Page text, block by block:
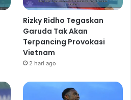
Rizky Ridho Tegaskan
Garuda Tak Akan
Terpancing Provokasi
Vietnam
2 hari ago